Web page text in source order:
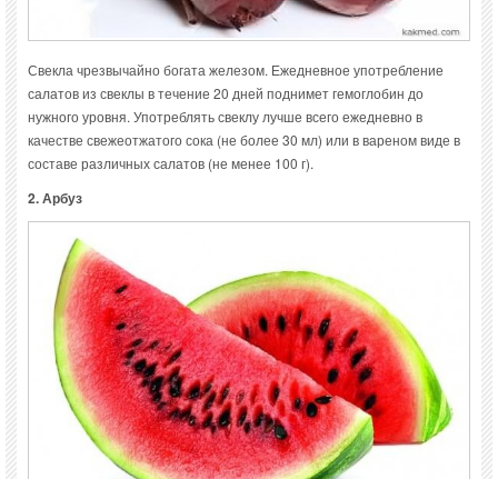
Свекла чрезвычайно богата железом. Ежедневное употребление
салатов из свеклы в течение 20 дней поднимет гемоглобин до
нужного уровня. Употреблять свеклу лучше всего ежедневно в
качестве свежеотжатого сока (не более 30 мл) или в вареном виде в
составе различных салатов (не менее 100 г).
2. Арбуз